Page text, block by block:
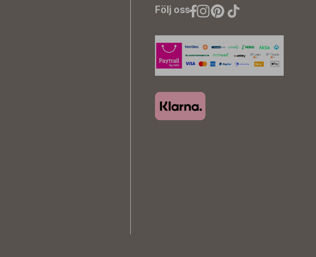
Följ oss